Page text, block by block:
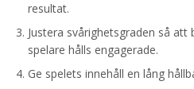
resultat.
Justera svårighetsgraden så
spelare hålls engagerade.
Ge spelets innehåll en lång